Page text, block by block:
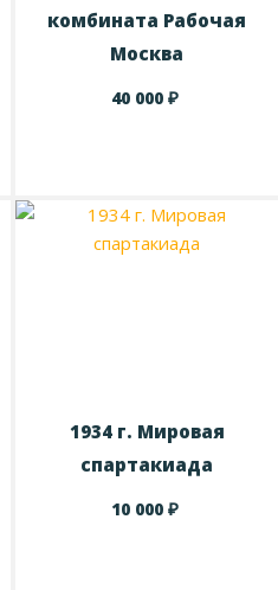
комбината Рабочая
Москва
40 000₽
1934 г. Мировая
спартакиада
10 000₽